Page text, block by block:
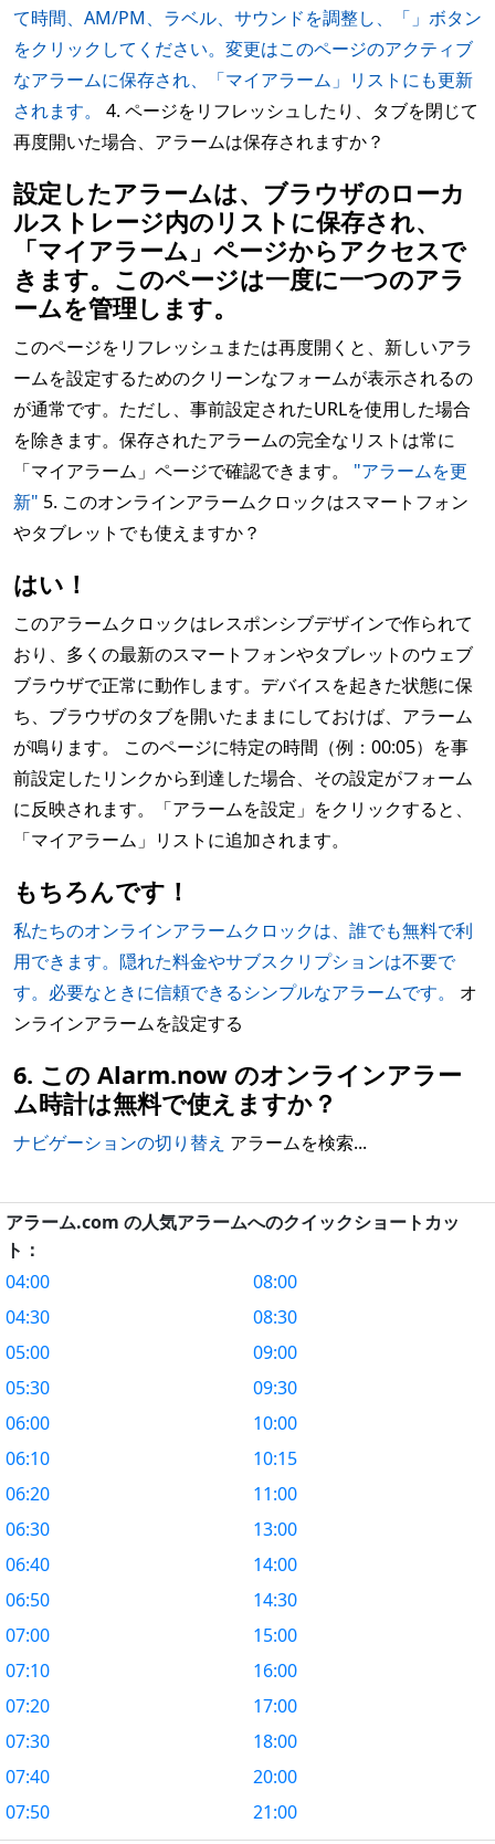
て時間、AM/PM、ラベル、サウンドを調整し、「」ボタン
をクリックしてください。変更はこのページのアクティブ
なアラームに保存され、「マイアラーム」リストにも更新
されます。
4. ページをリフレッシュしたり、タブを閉じて
再度開いた場合、アラームは保存されますか？
設定したアラームは、ブラウザのローカ
ルストレージ内のリストに保存され、
「マイアラーム」ページからアクセスで
きます。このページは一度に一つのアラ
ームを管理します。
このページをリフレッシュまたは再度開くと、新しいアラ
ームを設定するためのクリーンなフォームが表示されるの
が通常です。ただし、事前設定されたURLを使用した場合
を除きます。保存されたアラームの完全なリストは常に
「マイアラーム」ページで確認できます。 "アラームを更
新" 5. このオンラインアラームクロックはスマートフォン
やタブレットでも使えますか？
はい！
このアラームクロックはレスポンシブデザインで作られて
おり、多くの最新のスマートフォンやタブレットのウェブ
ブラウザで正常に動作します。デバイスを起きた状態に保
ち、ブラウザのタブを開いたままにしておけば、アラーム
が鳴ります。 このページに特定の時間（例：00:05）を事
前設定したリンクから到達した場合、その設定がフォーム
に反映されます。「アラームを設定」をクリックすると、
「マイアラーム」リストに追加されます。
もちろんです！
私たちのオンラインアラームクロックは、誰でも無料で利
用できます。隠れた料金やサブスクリプションは不要で
す。必要なときに信頼できるシンプルなアラームです。
オ
ンラインアラームを設定する
6. この Alarm.now のオンラインアラー
ム時計は無料で使えますか？
ナビゲーションの切り替え アラームを検索...
アラーム.com の人気アラームへのクイックショートカッ
ト：
04:00
04:30
05:00
05:30
06:00
06:10
06:20
06:30
06:40
06:50
07:00
07:10
07:20
07:30
07:40
07:50
08:00
08:30
09:00
09:30
10:00
10:15
11:00
13:00
14:00
14:30
15:00
16:00
17:00
18:00
20:00
21:00